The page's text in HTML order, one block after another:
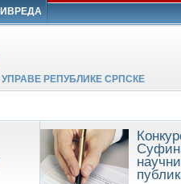
РЕПУБЛИКЕ СРПСКЕ